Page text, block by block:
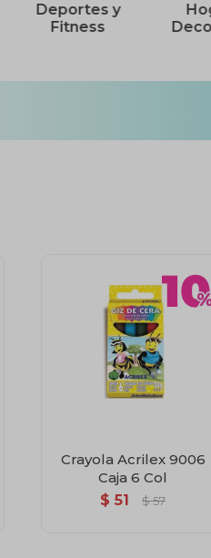
Deportes y
Fitness
Crayola Acrilex 9006
Caja 6 Col
$ 51 $ 57